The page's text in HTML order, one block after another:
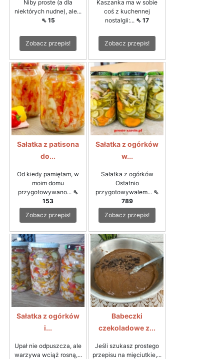
Niby proste (a dla
niektórych nudne), ale...
⇖ 15
Zobacz przepis!
Kaszanka ma w sobie
coś z kuchennej
nostalgii:... ⇖ 17
Zobacz przepis!
Sałatka z patisona
do...
Od kiedy pamiętam, w
moim domu
przygotowywano... ⇖
153
Zobacz przepis!
Sałatka z ogórków
w...
Sałatka z ogórków
Ostatnio
przygotowywałem... ⇖
789
Zobacz przepis!
Sałatka z ogórków
i...
Upał nie odpuszcza, ale
warzywa wciąż rosną,...
Babeczki
czekoladowe z...
Jeśli szukasz prostego
przepisu na mięciutkie,...